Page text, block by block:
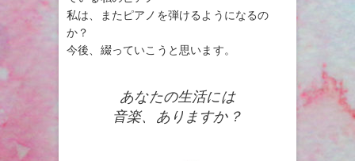
私は、またピアノを弾けるようになるの
か？
今後、綴っていこうと思います。
あなたの生活には
音楽、ありますか？